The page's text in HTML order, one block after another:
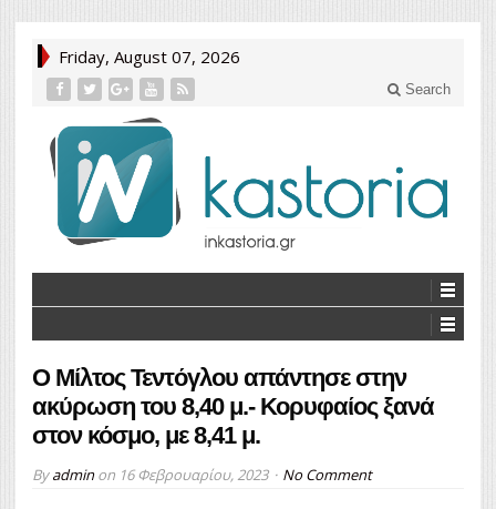
Friday, August 07, 2026
Search
Ο Μίλτος Τεντόγλου απάντησε στην
ακύρωση του 8,40 μ.- Κορυφαίος ξανά
στον κόσμο, με 8,41 μ.
Byadminon 16 Φεβρουαρίου, 2023 No Comment